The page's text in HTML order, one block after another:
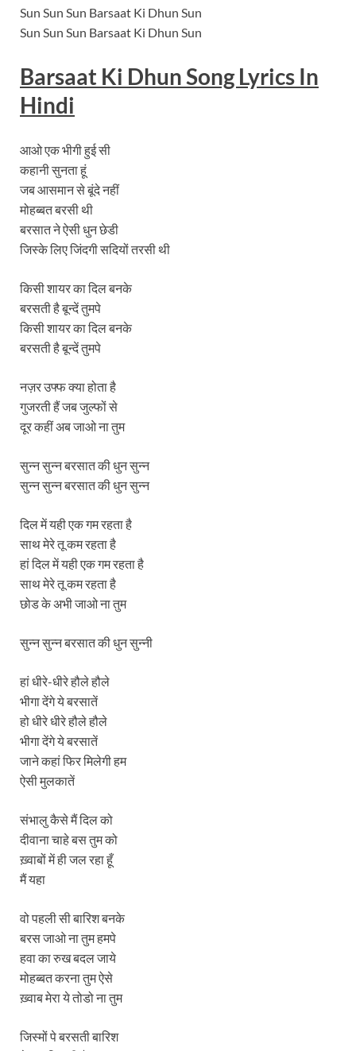
Sun Sun Sun Barsaat Ki Dhun Sun
Sun Sun Sun Barsaat Ki Dhun Sun
Barsaat Ki Dhun SongLyrics In
Hindi
आओ एक भीगी हुई सी
कहानी सुनता हूं
जब आसमान से बूंदे नहीं
मोहब्बत बरसी थी
बरसात ने ऐसी धुन छेडी
जिस्के लिए जिंदगी सदियों तरसी थी
किसी शायर का दिल बनके
बरसती है बून्दें तुमपे
किसी शायर का दिल बनके
बरसती है बून्दें तुमपे
नज़र उफ्फ क्या होता है
गुजरती हैं जब जुल्फों से
दूर कहीं अब जाओ ना तुम
सुन्न सुन्न बरसात की धुन सुन्न
सुन्न सुन्न बरसात की धुन सुन्न
दिल में यही एक गम रहता है
साथ मेरे तू कम रहता है
हां दिल में यही एक गम रहता है
साथ मेरे तू कम रहता है
छोड के अभी जाओ ना तुम
सुन्न सुन्न बरसात की धुन सुन्नी
हां धीरे-धीरे हौले हौले
भीगा देंगे ये बरसातें
हो धीरे धीरे हौले हौले
भीगा देंगे ये बरसातें
जाने कहां फिर मिलेगी हम
ऐसी मुलकातें
संभालु कैसे मैं दिल को
दीवाना चाहे बस तुम को
ख़्वाबों में ही जल रहा हूँ
मैं यहा
वो पहली सी बारिश बनके
बरस जाओ ना तुम हमपे
हवा का रुख बदल जाये
मोहब्बत करना तुम ऐसे
ख़्वाब मेरा ये तोडो ना तुम
जिस्मों पे बरसती बारिश